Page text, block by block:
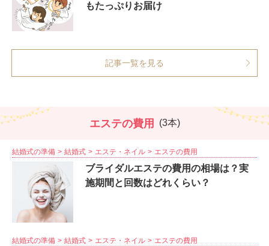
もたっぷりお届け
記事一覧を見る
エステの費用 (3本)
結婚式の準備 結婚式 エステ・ネイル エステの費用
ブライダルエステの費用の相場は？実
施期間と回数はどれくらい？
結婚式の準備 結婚式 エステ・ネイル エステの費用